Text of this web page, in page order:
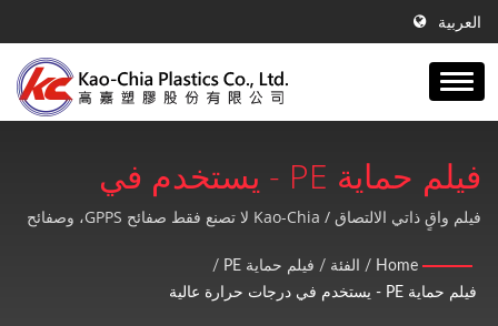
العربية
فيلم حماية PE - يستخدم في
درجات حرارة عالية | أكثر من 41
عامًا من الخبرة في إنتاج أفلام
النفخ PE وورقة GPPS وتقنية
فيلم واقٍ ذاتي الالتصاق / Kao-Chia لا تصنع فقط صفائح GPPS، وصفائح
ومثالية.
Home
/ الفئة / فيلم حماية PE
/
فيلم حماية PE - يستخدم في درجات حرارة عالية